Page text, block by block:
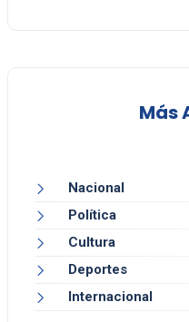
Más
Nacional
Política
Cultura
Deportes
Internacional